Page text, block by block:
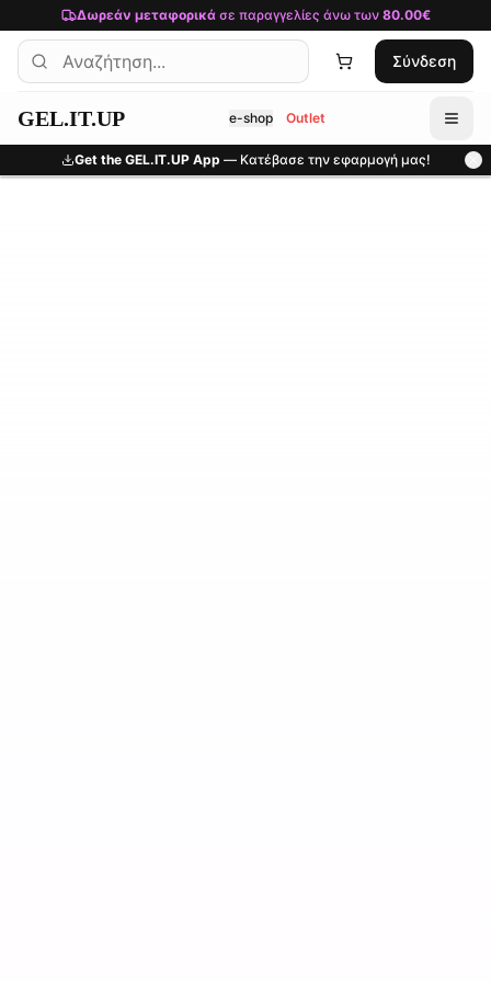
Μετάβαση στο κύριο περιεχόμενο
Δωρεάν μεταφορικάσε παραγγελίες άνω των 80.00€
Σύνδεση
GEL.IT.UP e-shop Outlet
Get the GEL.IT.UP App — Κατέβασε την εφαρμογή μας!